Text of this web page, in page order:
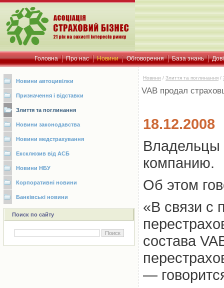
Головна Про нас Новини Обговорення База знань
Новини автоцивілки
Призначення і відставки
Злиття та поглинання
Новини законодавства
Новини медстрахування
Ексклюзив від АСБ
Новини НБУ
Корпоративні новини
Банківські новини
Поиск по сайту
Новини / Злиття та поглинання /
VAB продал
18.12.2008
Владельцы
компанию.
Об этом
«В связи с
состава
—